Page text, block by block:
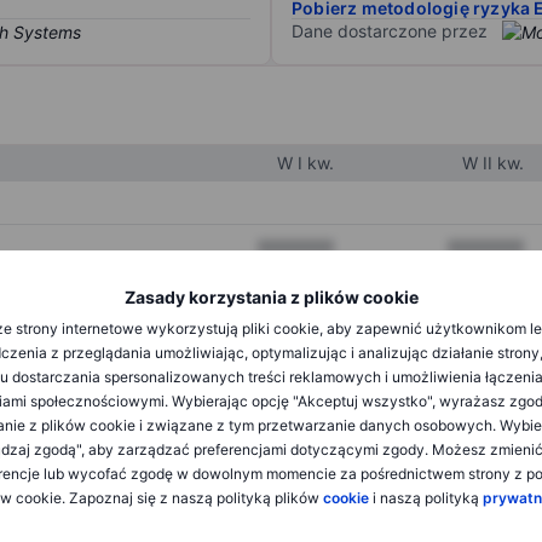
Zasady korzystania z plików cookie
strony internetowe wykorzystują pliki cookie, aby zapewnić użytkownikom
z przeglądania umożliwiając, optymalizując i analizując działanie
dostarczania spersonalizowanych treści reklamowych i umożliwienia
społecznościowymi. Wybierając opcję "Akceptuj wszystko", wyrażasz
z plików cookie i związane z tym przetwarzanie danych osobowych.
zgodą", aby zarządzać preferencjami dotyczącymi zgody. Możesz
lub wycofać zgodę w dowolnym momencie za pośrednictwem strony z
cookie. Zapoznaj się z naszą polityką plików cookie i naszą polityką
Pobierz metodologię ryzyka
Dane dostarczone przez
W I kw. W II kw.
XXXXXXX XXXXXXX
XXXXXXX
XXXXXXX XXXXXXX
XXXXXXX XXXXXXX
XXXXXXX